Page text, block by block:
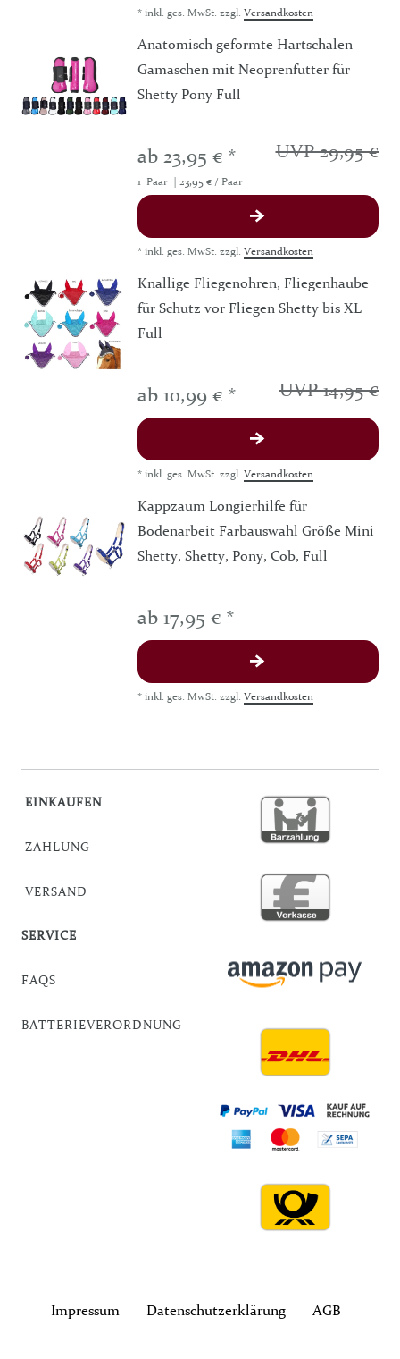
* inkl. ges. MwSt. zzgl. Versandkosten
Anatomisch geformte Hartschalen
Gamaschen mit Neoprenfutter für
Shetty Pony Full
UVP 29,95 €
ab 23,95 € *
1 Paar | 23,95 € / Paar
* inkl. ges. MwSt. zzgl. Versandkosten
Knallige Fliegenohren, Fliegenhaube
für Schutz vor Fliegen Shetty bis XL
Full
UVP 14,95 €
ab 10,99 € *
* inkl. ges. MwSt. zzgl. Versandkosten
Kappzaum Longierhilfe für
Bodenarbeit Farbauswahl Größe Mini
Shetty, Shetty, Pony, Cob, Full
ab 17,95 € *
* inkl. ges. MwSt. zzgl. Versandkosten
EINKAUFEN
ZAHLUNG
VERSAND
SERVICE
FAQS
BATTERIEVERORDNUNG
Impressum Daten­schutz­erklärung AGB